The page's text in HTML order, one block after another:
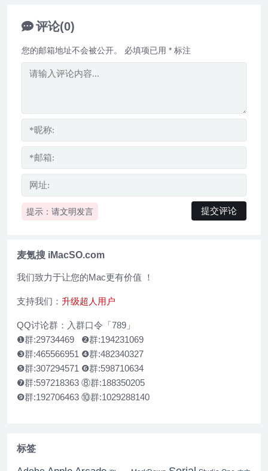
评论(0)
提示：请文明发言
您的邮箱地址不会被公开。 必填项已用 * 标注
麦氪搜 iMacSO.com
我们致力于让您的Mac更有价值 ！
支持我们： 升级超人用户
QQ讨论群：入群口令「789」
❶群:29734469 ❷群:194231069
❸群:465566951 ❹群:482340327
❺群:307294571 ❻群:598710634
❼群:597218363 ⑧群:188350205
❾群:192706463 ⑩群:1029288140
标签